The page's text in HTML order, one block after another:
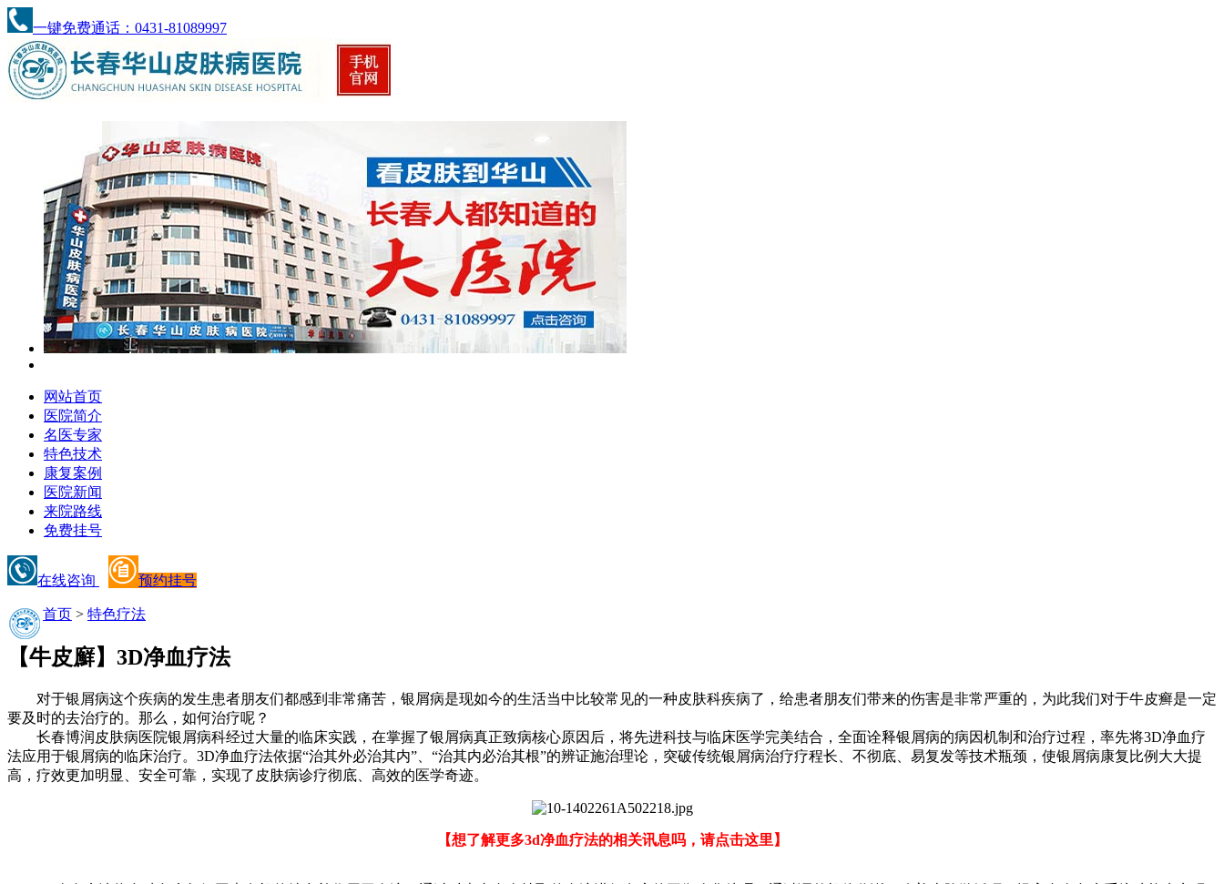
一键免费通话：0431-81089997
网站首页
医院简介
名医专家
特色技术
康复案例
医院新闻
来院路线
免费挂号
在线咨询 预约挂号
首页 > 特色疗法
【牛皮廯】3D净血疗法
对于银屑病这个疾病的发生患者朋友们都感到非常痛苦，银屑病是现如今的生活当中比较常见的一种皮肤科疾病了，给患者朋友们带来的伤害是非常严重的，为此我们对于牛皮癣是一定
要及时的去治疗的。那么，如何治疗呢？
长春博润皮肤病医院银屑病科经过大量的临床实践，在掌握了银屑病真正致病核心原因后，将先进科技与临床医学完美结合，全面诠释银屑病的病因机制和治疗过程，率先将3D净血疗
法应用于银屑病的临床治疗。3D净血疗法依据“治其外必治其内”、“治其内必治其根”的辨证施治理论，突破传统银屑病治疗疗程长、不彻底、易复发等技术瓶颈，使银屑病康复比例大大提
高，疗效更加明显、安全可靠，实现了皮肤病诊疗彻底、高效的医学奇迹。
【想了解更多3d净血疗法的相关讯息吗，请点击这里】